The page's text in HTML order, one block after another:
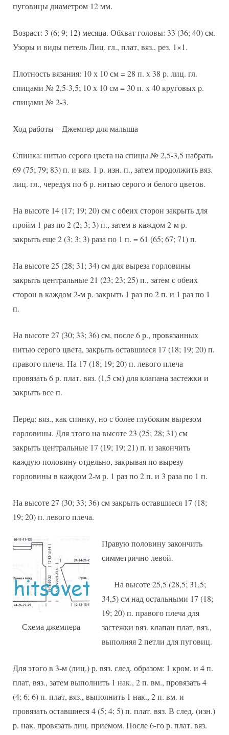
пуговицы диаметром 12 мм.
Возраст: 3 (6; 9; 12) месяца. Обхват головы: 33 (36; 40) см.
Узоры и виды петель Лиц. гл., плат, вяз., рез. 1×1.
Плотность вязания: 10 х 10 см = 28 п. х 38 р. лиц. гл.
спицами № 2,5-3,5; 10 х 10 см = 30 п. х 40 круговых р.
спицами № 2-3.
Ход работы – Джемпер для малыша
Спинка: нитью серого цвета на спицы № 2,5-3,5 набрать
69 (75; 79; 83) п. и вяз. 1 р. изн. п., затем продолжить вяз.
лиц. гл., чередуя по 6 р. нитью серого и белого цветов.
На высоте 14 (17; 19; 20) см с обеих сторон закрыть для
пройм 1 раз по 2 (2; 3; 3) п., затем в каждом 2-м р.
закрыть еще 2 (3; 3; 3) раза по 1 п. = 61 (65; 67; 71) п.
На высоте 25 (28; 31; 34) см для выреза горловины
закрыть центральные 21 (23; 23; 25) п., затем с обеих
сторон в каждом 2-м р. закрыть 1 раз по 2 п. и 1 раз по 1
п.
На высоте 27 (30; 33; 36) см, после 6 р., провязанных
нитью серого цвета, закрыть оставшиеся 17 (18; 19; 20) п.
правого плеча. На 17 (18; 19; 20) п. левого плеча
провязать 6 р. плат. вяз. (1,5 см) для клапана застежки и
закрыть все п.
Перед: вяз., как спинку, но с более глубоким вырезом
горловины. Для этого на высоте 23 (25; 28; 31) см
закрыть центральные 17 (19; 19; 21) п. и закончить
каждую половину отдельно, закрывая по вырезу
горловины в каждом 2-м р. 1 раз по 2 п. и 3 раза по 1 п.
На высоте 27 (30; 33; 36) см закрыть оставшиеся 17 (18;
19; 20) п. левого плеча.
Схема джемпера
Правую половину закончить
симметрично левой.
На высоте 25,5 (28,5; 31,5;
34,5) см над остальными 17 (18;
19; 20) п. правого плеча для
застежки вяз. клапан плат, вяз.,
выполняя 2 петли для пуговиц.
Для этого в 3-м (лиц.) р. вяз. след. образом: 1 кром. и 4 п.
плат, вяз., затем выполнить 1 нак., 2 п. вм., провязать 4
(4; 6; 6) п. плат, вяз., выполнить 1 нак., 2 п. вм. и
провязать оставшиеся 4 (5; 4; 5) п. плат. вяз. В след. (изн.)
р. нак. провязать лиц. приемом. После 6-го р. плат. вяз.